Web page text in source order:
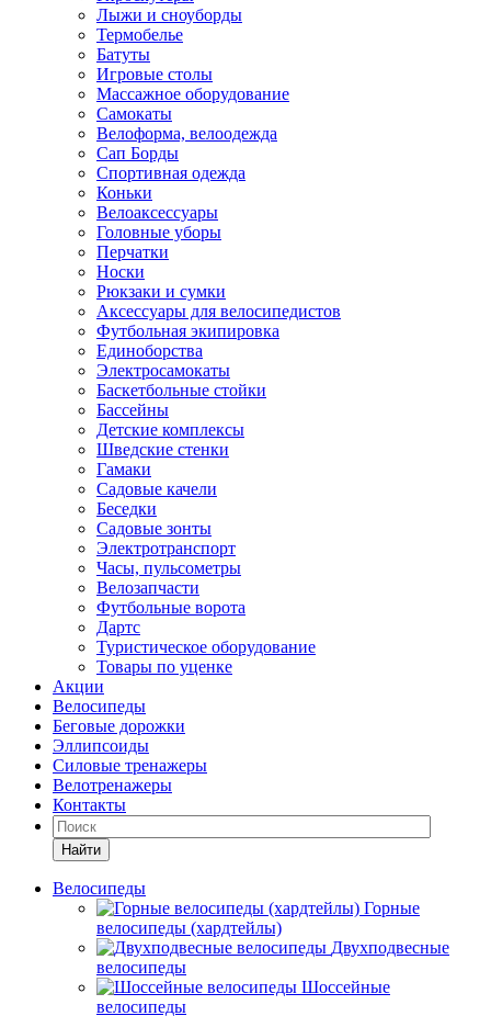
Лыжи и сноуборды
Термобелье
Батуты
Игровые столы
Массажное оборудование
Самокаты
Велоформа, велоодежда
Сап Борды
Спортивная одежда
Коньки
Велоаксессуары
Головные уборы
Перчатки
Носки
Рюкзаки и сумки
Аксессуары для велосипедистов
Футбольная экипировка
Единоборства
Электросамокаты
Баскетбольные стойки
Бассейны
Детские комплексы
Шведские стенки
Гамаки
Садовые качели
Беседки
Садовые зонты
Электротранспорт
Часы, пульсометры
Велозапчасти
Футбольные ворота
Дартс
Туристическое оборудование
Товары по уценке
Акции
Велосипеды
Беговые дорожки
Эллипсоиды
Силовые тренажеры
Велотренажеры
Контакты
Найти
Велосипеды
Горные
велосипеды (хардтейлы)
Двухподвесные
велосипеды
Шоссейные
велосипеды